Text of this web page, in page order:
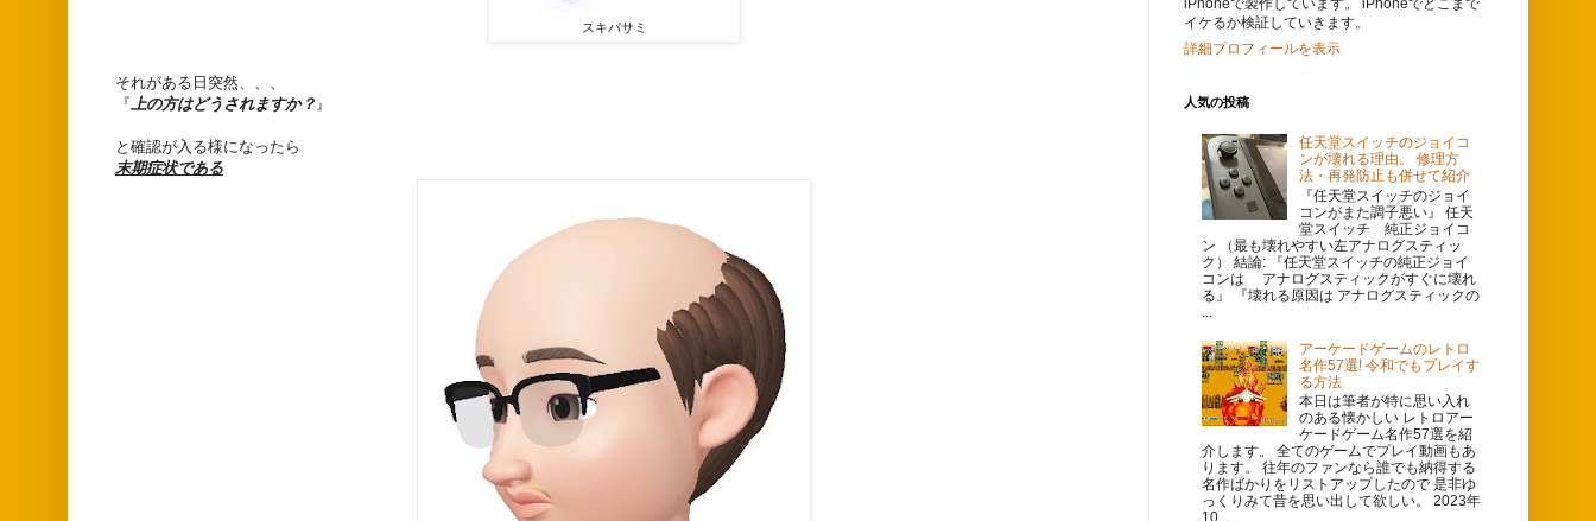
スキバサミ
それがある日突然、、、
『上の方はどうされますか？』
と確認が入る様になったら
末期症状である
iPhoneで製作しています。 iPhoneでどこまで
イケるか検証していきます。
詳細プロフィールを表示
人気の投稿
任天堂スイッチのジョイコ
ンが壊れる理由。 修理方
法・再発防止も併せて紹介
『任天堂スイッチのジョイ
コンがまた調子悪い』 任天
堂スイッチ 純正ジョイコ
ン （最も壊れやすい左アナログスティッ
ク） 結論: 『任天堂スイッチの純正ジョイ
コンは アナログスティックがすぐに壊れ
る』 『壊れる原因は アナログスティックの
アーケードゲームのレトロ
名作57選! 令和でもプレイす
る方法
本日は筆者が特に思い入れ
のある懐かしい レトロアー
ケードゲーム名作57選を紹
介します。 全てのゲームでプレイ動画もあ
ります。 往年のファンなら誰でも納得する
名作ばかりをリストアップしたので 是非ゆ
っくりみて昔を思い出して欲しい。 2023年
10...